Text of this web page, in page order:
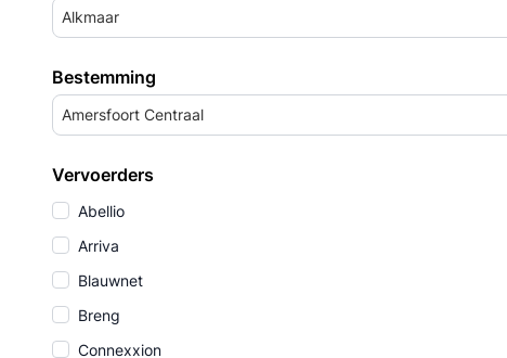
Alkmaar
Bestemming
Amersfoort Centraal
Vervoerders
Abellio
Arriva
Blauwnet
Breng
Connexxion